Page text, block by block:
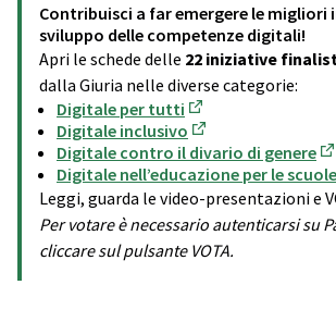
Contribuisci a far emergere le migliori
sviluppo delle competenze digitali!
Apri le schede delle 22 iniziative
dalla Giuria nelle diverse categorie:
Digitale per tutti
(Opens in new tab)
Digitale inclusivo
(Opens in new tab)
Digitale contro il divario di genere
Digitale nell’educazione per le scuole
Leggi, guarda le video-presentazioni e
Per votare è necessario autenticarsi su
cliccare sul pulsante VOTA.